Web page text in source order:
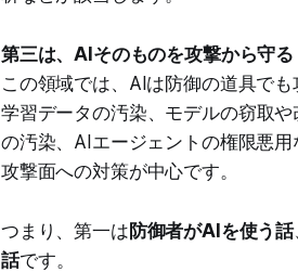
第三は、AIそのものを攻撃から守
この領域では、AIは防御の道具で
学習データの汚染、モデルの窃取
の汚染、AIエージェントの権限悪
攻撃面への対策が中心です。
つまり、第一は防御者がAIを使う話
話です。